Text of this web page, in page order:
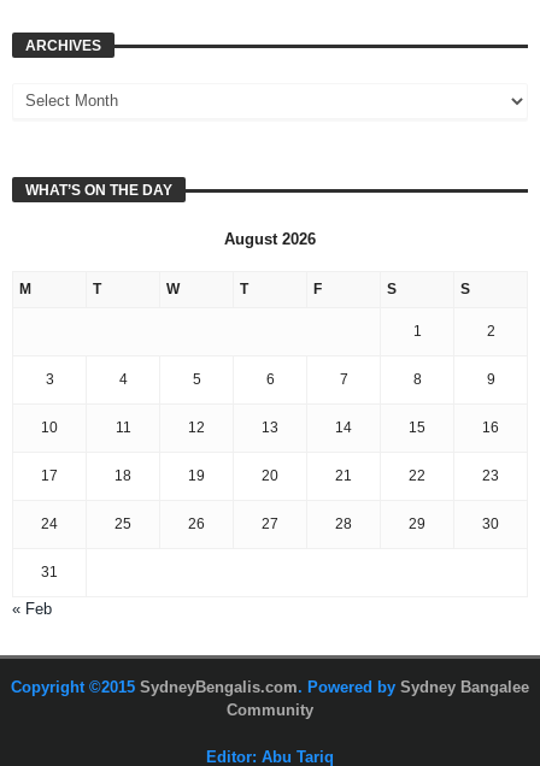
ARCHIVES
WHAT’S ON THE DAY
August 2026
M T W T F S S
1 2
3 4 5 6 7 8 9
10 11 12 13 14 15 16
17 18 19 20 21 22 23
24 25 26 27 28 29 30
31
« Feb
Copyright ©2015 SydneyBengalis.com. Powered by Sydney Bangalee
Community
Editor: Abu Tariq